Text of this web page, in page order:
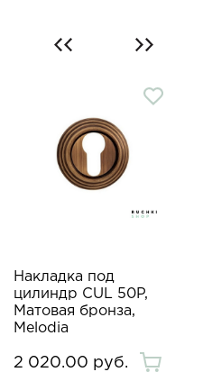
Накладка под
цилиндр CUL 50P,
Матовая бронза,
Melodia
2 020.00 руб.